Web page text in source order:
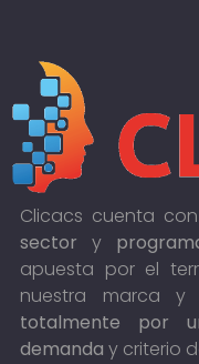
Clicacs cuenta
sector y
apuesta por el
nuestra marca y
totalmente por
demanda y criterio